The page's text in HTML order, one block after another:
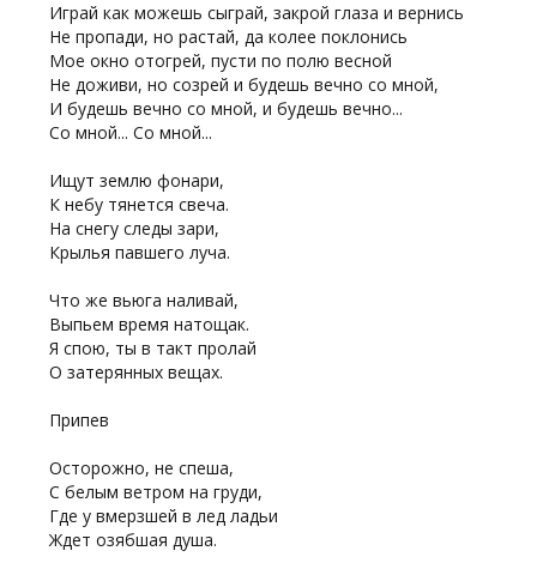
Играй как можешь сыграй, закрой глаза и вернись
Не пропади, но растай, да колее поклонись
Мое окно отогрей, пусти по полю весной
Не доживи, но созрей и будешь вечно со мной,
И будешь вечно со мной, и будешь вечно...
Со мной... Со мной...
Ищут землю фонари,
К небу тянется свеча.
На снегу следы зари,
Крылья павшего луча.
Что же вьюга наливай,
Выпьем время натощак.
Я спою, ты в такт пролай
О затерянных вещах.
Припев
Осторожно, не спеша,
С белым ветром на груди,
Где у вмерзшей в лед ладьи
Ждет озябшая душа.